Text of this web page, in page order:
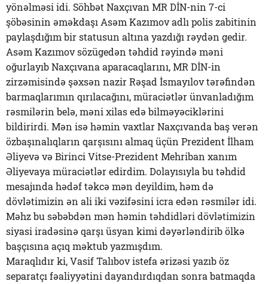
yönəlməsi idi. Söhbət Naxçıvan MR DİN-nin 7-ci
şöbəsinin əməkdaşı Asəm Kazımov adlı polis zabitinin
paylaşdığım bir statusun altına yazdığı rəydən gedir.
Asəm Kazımov sözügedən təhdid rəyində məni
oğurlayıb Naxçıvana aparacaqlarını, MR DİN-in
zirzəmisində şəxsən nazir Rəşad İsmayılov tərəfindən
barmaqlarımın qırılacağını, müraciətlər ünvanladığım
rəsmilərin belə, məni xilas edə bilməyəciklərini
bildirirdi. Mən isə həmin vaxtlar Naxçıvanda baş verən
özbaşınalıqların qarşısını almaq üçün Prezident İlham
Əliyevə və Birinci Vitse-Prezident Mehriban xanım
Əliyevaya müraciətlər edirdim. Dolayısıyla bu təhdid
mesajında hədəf təkcə mən deyildim, həm də
dövlətimizin ən ali iki vəzifəsini icra edən rəsmilər idi.
Məhz bu səbəbdən mən həmin təhdidləri dövlətimizin
siyasi iradəsinə qarşı üsyan kimi dəyərləndirib ölkə
başçısına açıq məktub yazmışdım.
Maraqlıdır ki, Vasif Talıbov istefa ərizəsi yazıb öz
separatçı fəaliyyətini dayandırdıqdan sonra batmaqda